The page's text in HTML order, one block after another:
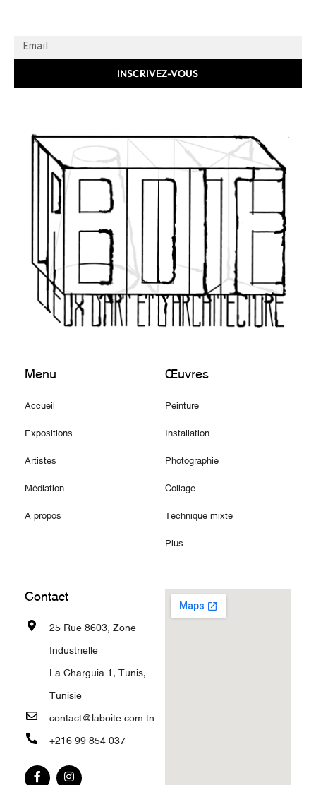
INSCRIVEZ-VOUS
Menu
Accueil
Expositions
Artistes
Médiation
A propos
Œuvres
Peinture
Installation
Photographie
Collage
Technique mixte
Plus ...
Contact
25 Rue 8603, Zone
Industrielle
La Charguia 1, Tunis,
Tunisie
contact@laboite.com.tn
+216 99 854 037